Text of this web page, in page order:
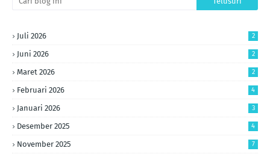
Juli 2026 2
Juni 2026 2
Maret 2026 2
Februari 2026 4
Januari 2026 3
Desember 2025 4
November 2025 7